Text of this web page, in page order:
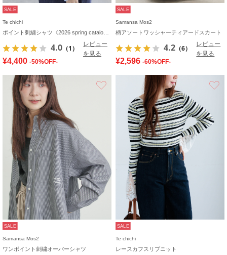
SALE
Te chichi
4.0 （1）
レビュー
を見る
¥4,400 -50%OFF-
SALE
Samansa Mos2
柄アソートワッシャーティアードスカート
4.2 （6）
レビュー
を見る
¥2,596 -60%OFF-
SALE
Samansa Mos2
ワンポイント刺繍オーバーシャツ
SALE
Te chichi
レースカフスリブニット